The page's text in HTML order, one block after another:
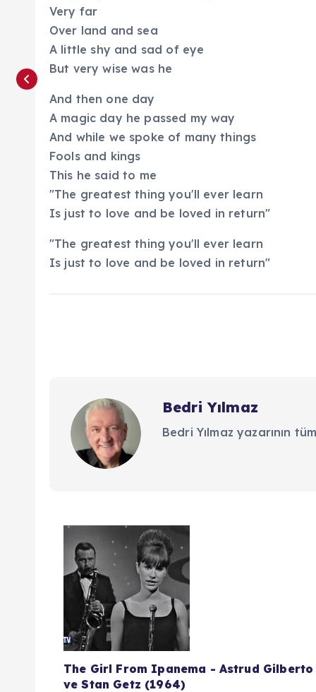
Very far
Over land and sea
A little shy and sad of eye
But very wise was he
And then one day
A magic day he passed my way
And while we spoke of many things
Fools and kings
This he said to me
"The greatest thing you'll ever learn
Is just to love and be loved in return"
"The greatest thing you'll ever learn
Is just to love and be loved in return"
Bedri Yılmaz
Bedri Yılmaz yazarının
Y
a
The Girl From Ipanema - Astrud Gilberto
ve Stan Getz (1964)